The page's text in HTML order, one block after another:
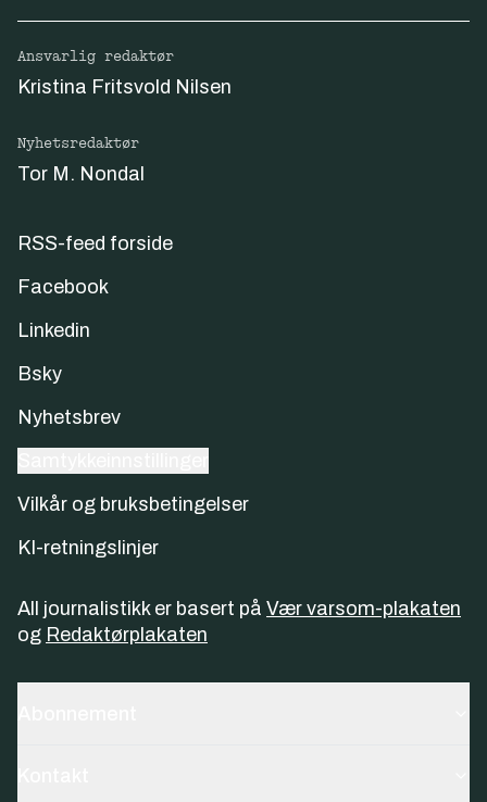
Ansvarlig redaktør
Kristina Fritsvold Nilsen
Nyhetsredaktør
Tor M. Nondal
RSS-feed forside
Facebook
Linkedin
Bsky
Nyhetsbrev
Vilkår og bruksbetingelser
KI-retningslinjer
All journalistikk er basert på Vær varsom-plakaten
og Redaktørplakaten